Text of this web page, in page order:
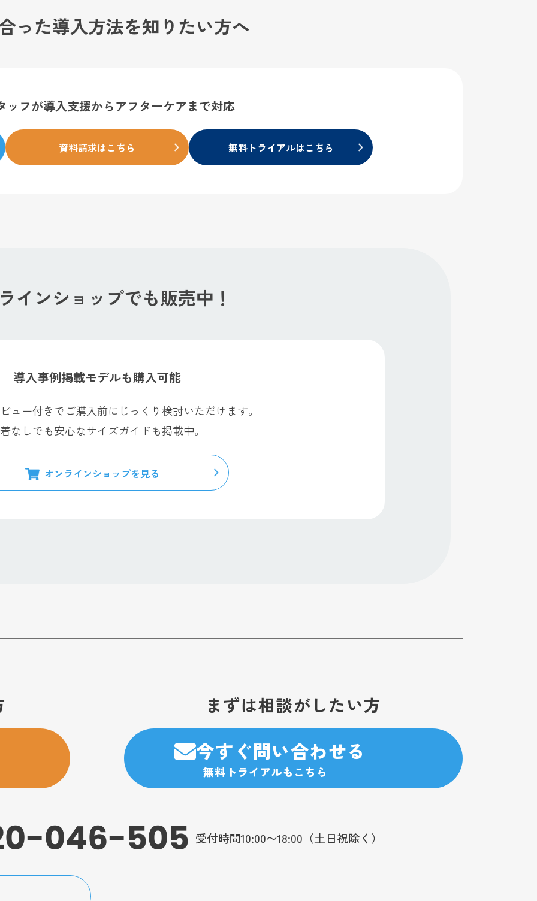
った導入方法を知りたい方へ
ッフが導入支援からアフターケアまで対応
資料請求はこちら 無料トライアルはこちら
インショップでも販売中！
導入事例掲載モデルも購入可能
ュー付きでご購入前にじっくり検討いただけます。
なしでも安心なサイズガイドも掲載中。
オンラインショップを見る
まずは相談がしたい方
今すぐ問い合わせる
無料トライアルもこちら
046-505 受付時間10:00〜18:00（土日祝除く）